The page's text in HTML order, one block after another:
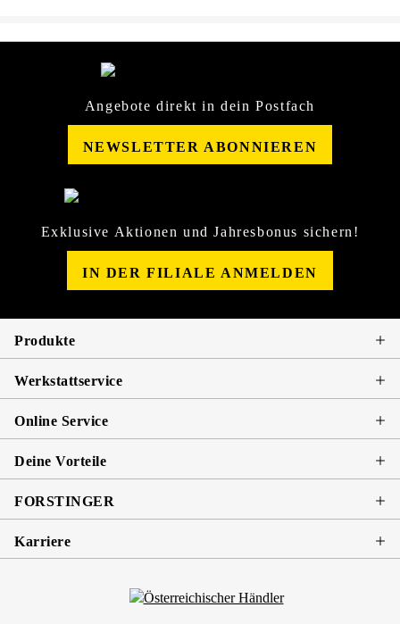
Angebote direkt in dein Postfach
NEWSLETTER ABONNIEREN
Exklusive Aktionen und Jahresbonus sichern!
IN DER FILIALE ANMELDEN
Produkte
Werkstattservice
Online Service
Deine Vorteile
FORSTINGER
Karriere